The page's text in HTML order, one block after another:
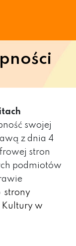
swojej
z dnia 4
stron
podmiotów
strony
Kultury w